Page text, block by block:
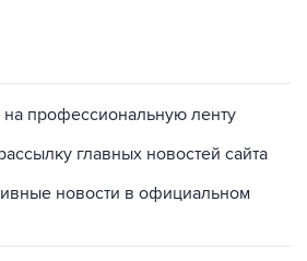
на профессиональную ленту
главных новостей сайта
новости в официальном